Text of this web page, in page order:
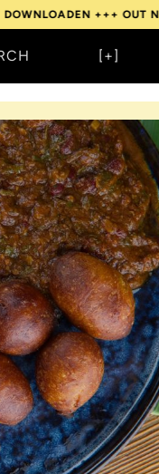
+++OUT NOW:
[+]